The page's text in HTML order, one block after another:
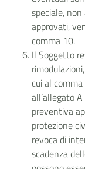
speciale,
approvati,
comma 10.
Il Soggetto
cui al
all’allegato
preventiva
protezione
revoca di
scadenza